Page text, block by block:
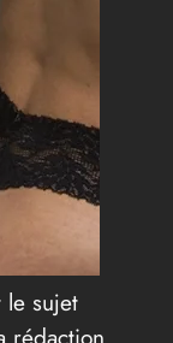
le sujet